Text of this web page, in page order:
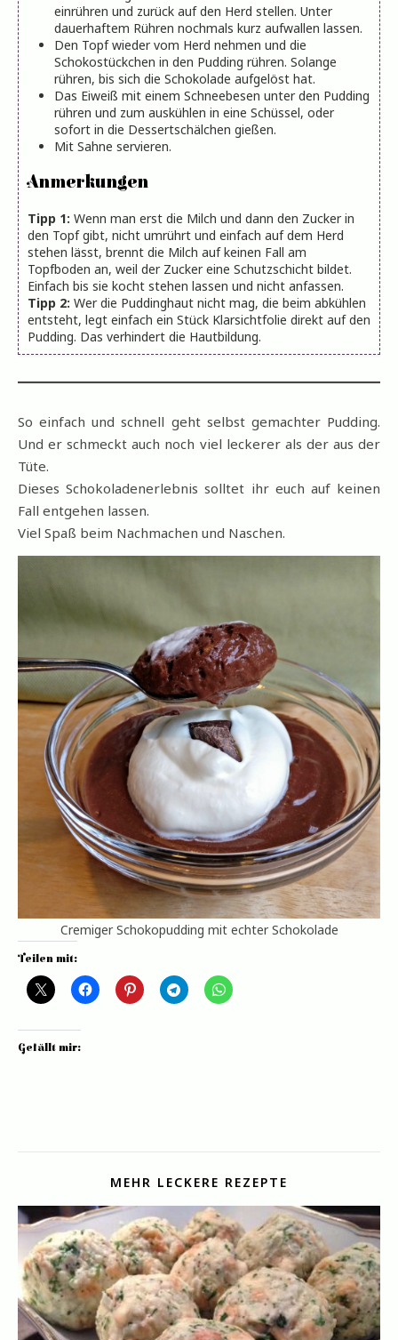
einrühren und zurück auf den Herd stellen. Unter
dauerhaftem Rühren nochmals kurz aufwallen lassen.
Den Topf wieder vom Herd nehmen und die
Schokostückchen in den Pudding rühren. Solange
rühren, bis sich die Schokolade aufgelöst hat.
Das Eiweiß mit einem Schneebesen unter den Pudding
rühren und zum auskühlen in eine Schüssel, oder
sofort in die Dessertschälchen gießen.
Mit Sahne servieren.
Anmerkungen
Tipp 1: Wenn man erst die Milch und dann den Zucker in
den Topf gibt, nicht umrührt und einfach auf dem Herd
stehen lässt, brennt die Milch auf keinen Fall am
Topfboden an, weil der Zucker eine Schutzschicht bildet.
Einfach bis sie kocht stehen lassen und nicht anfassen.
Tipp 2: Wer die Puddinghaut nicht mag, die beim abkühlen
entsteht, legt einfach ein Stück Klarsichtfolie direkt auf den
Pudding. Das verhindert die Hautbildung.
So einfach und schnell geht selbst gemachter Pudding.
Und er schmeckt auch noch viel leckerer als der aus der
Tüte.
Dieses Schokoladenerlebnis solltet ihr euch auf keinen
Fall entgehen lassen.
Viel Spaß beim Nachmachen und Naschen.
Cremiger Schokopudding mit echter Schokolade
Teilen mit:
Gefällt mir:
MEHR LECKERE REZEPTE